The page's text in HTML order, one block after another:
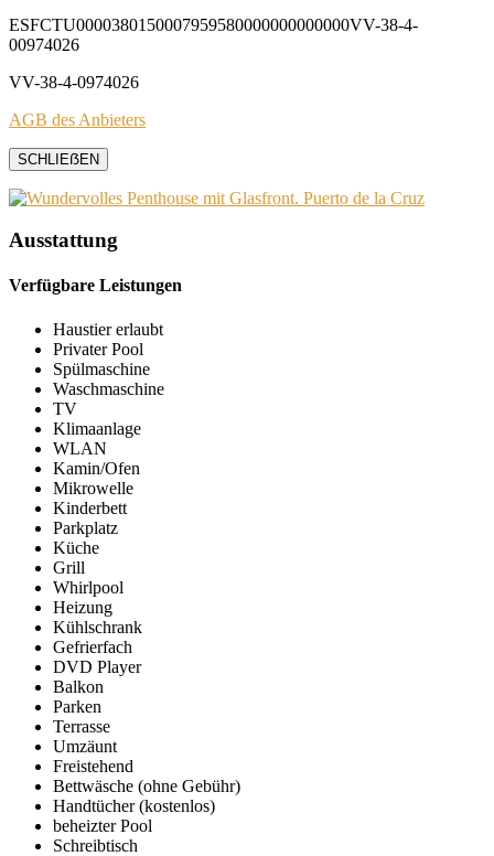
ESFCTU0000380150007959580000000000000VV-38-4-
00974026
VV-38-4-0974026
AGB des Anbieters
SCHLIEẞEN
Ausstattung
Verfügbare Leistungen
Haustier erlaubt
Privater Pool
Spülmaschine
Waschmaschine
TV
Klimaanlage
WLAN
Kamin/Ofen
Mikrowelle
Kinderbett
Parkplatz
Küche
Grill
Whirlpool
Heizung
Kühlschrank
Gefrierfach
DVD Player
Balkon
Parken
Terrasse
Umzäunt
Freistehend
Bettwäsche (ohne Gebühr)
Handtücher (kostenlos)
beheizter Pool
Schreibtisch